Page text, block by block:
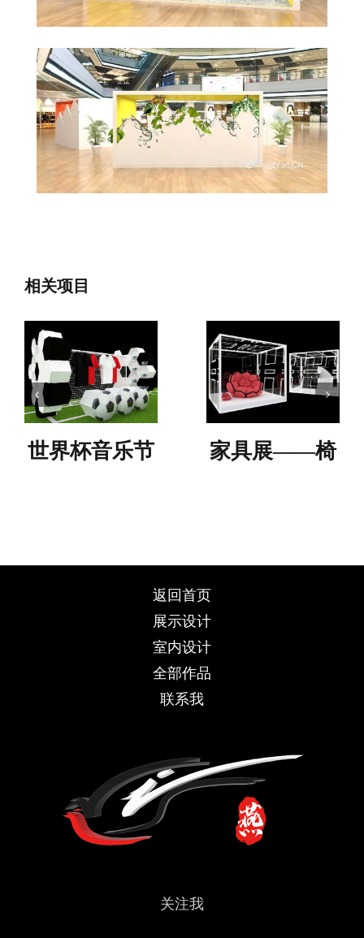
相关项目
家具展——椅 教育类展台
返回首页
展示设计
室内设计
全部作品
联系我
关注我